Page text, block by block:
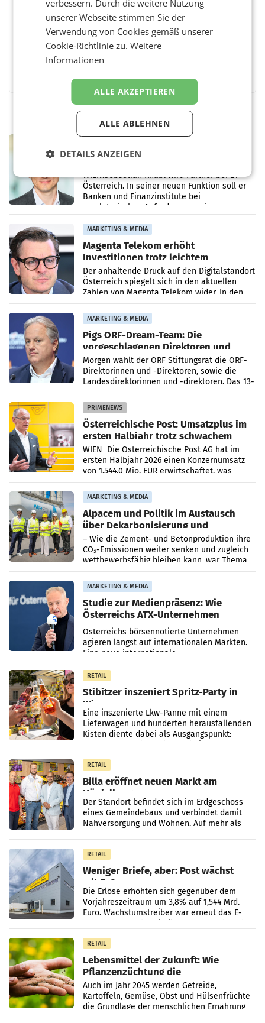
BEWERTEN SIE DIESEN ARTIKEL
FacebookTwitterMessenger
Sebastian Knabl wird Partner bei EY
WIEN.Sebastian Knabl wird Partner bei EY
Österreich. In seiner neuen Funktion soll er
Banken und Finanzinstitute bei
regulatorischen Anforderungen, im
Risikomanagement und bei
Transformationsprojekten
MARKETING & MEDIA
Magenta Telekom erhöht
Investitionen trotz leichtem
Umsatzrückgang
Der anhaltende Druck auf den Digitalstandort
Österreich spiegelt sich in den aktuellen
Zahlen von Magenta Telekom wider. In den
ersten sechs Monaten des laufenden Jahres
verzeichnete
MARKETING & MEDIA
Pigs ORF-Dream-Team: Die
vorgeschlagenen Direktoren und
Direktorinnen
Morgen wählt der ORF Stiftungsrat die ORF-
Direktorinnen und -Direktoren, sowie die
Landesdirektorinnen und -direktoren. Das 13-
köpfige Wunschteam des ab 1. Jänner 2027
amtierenden
PRIMENEWS
Österreichische Post: Umsatzplus im
ersten Halbjahr trotz schwachem
Briefgeschäft
WIEN Die Österreichische Post AG hat im
ersten Halbjahr 2026 einen Konzernumsatz
von 1.544,0 Mio. EUR erwirtschaftet, was
einem Plus von 3,8 Prozent gegenüber dem
Vergleichszeitraum
MARKETING & MEDIA
Alpacem und Politik im Austausch
über Dekarbonisierung und
Energiepreise
– Wie die Zement- und Betonproduktion ihre
CO₂-Emissionen weiter senken und zugleich
wettbewerbsfähig bleiben kann, war Thema
eines Treffens zwischen Staatssekretärin
Elisabeth
MARKETING & MEDIA
Studie zur Medienpräsenz: Wie
Österreichs ATX-Unternehmen
international wahrgenommen
werden
Österreichs börsennotierte Unternehmen
agieren längst auf internationalen Märkten.
Eine neue internationale
Medienresonanzanalyse untersucht die
weltweite Berichterstattung über
RETAIL
Stibitzer inszeniert Spritz-Party in
Wien
Eine inszenierte Lkw-Panne mit einem
Lieferwagen und hunderten herausfallenden
Kisten diente dabei als Ausgangspunkt:
RETAIL
Billa eröffnet neuen Markt am
Küniglberg
Der Standort befindet sich im Erdgeschoss
eines Gemeindebaus und verbindet damit
Nahversorgung und Wohnen. Auf mehr als
RETAIL
Weniger Briefe, aber: Post wächst
mit E-Commerce
Die Erlöse erhöhten sich gegenüber dem
Vorjahreszeitraum um 3,8% auf 1,544 Mrd.
Euro. Wachstumstreiber war erneut das E-
RETAIL
Lebensmittel der Zukunft: Wie
Pflanzenzüchtung die
Ernährungssicherheit sichert
Auch im Jahr 2045 werden Getreide,
Kartoffeln, Gemüse, Obst und Hülsenfrüchte
die Grundlage der menschlichen Ernährung
bilden. Allerdings verändern sich die
verbessern. Durch die weitere Nutzung
unserer Webseite stimmen Sie der
Verwendung von Cookies gemäß unserer
Cookie-Richtlinie zu.Weitere
Informationen
ALLE AKZEPTIEREN
ALLE ABLEHNEN
DETAILS ANZEIGEN